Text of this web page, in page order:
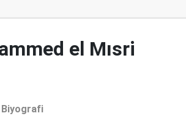
el Mısri
Biyografi